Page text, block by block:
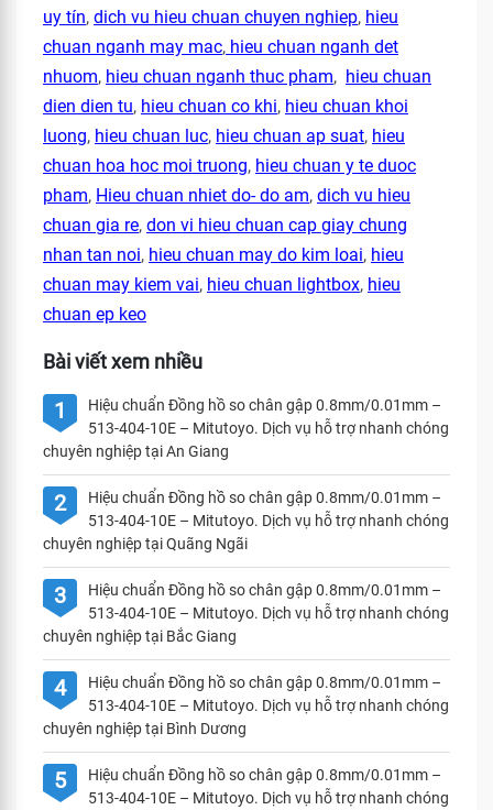
uy tín, dich vu hieu chuan chuyen nghiep, hieu
chuan nganh may mac, hieu chuan nganh det
nhuom, hieu chuan nganh thuc pham, hieu chuan
dien dien tu, hieu chuan co khi, hieu chuan khoi
luong, hieu chuan luc, hieu chuan ap suat, hieu
chuan hoa hoc moi truong, hieu chuan y te duoc
pham, Hieu chuan nhiet do- do am, dich vu hieu
chuan gia re, don vi hieu chuan cap giay chung
nhan tan noi, hieu chuan may do kim loai, hieu
chuan may kiem vai, hieu chuan lightbox, hieu
chuan ep keo
Bài viết xem nhiều
1
Hiệu chuẩn Đồng hồ so chân gập 0.8mm/0.01mm –
513-404-10E – Mitutoyo. Dịch vụ hỗ trợ nhanh chóng
chuyên nghiệp tại An Giang
2
Hiệu chuẩn Đồng hồ so chân gập 0.8mm/0.01mm –
513-404-10E – Mitutoyo. Dịch vụ hỗ trợ nhanh chóng
chuyên nghiệp tại Quãng Ngãi
3
Hiệu chuẩn Đồng hồ so chân gập 0.8mm/0.01mm –
513-404-10E – Mitutoyo. Dịch vụ hỗ trợ nhanh chóng
chuyên nghiệp tại Bắc Giang
4
Hiệu chuẩn Đồng hồ so chân gập 0.8mm/0.01mm –
513-404-10E – Mitutoyo. Dịch vụ hỗ trợ nhanh chóng
chuyên nghiệp tại Bình Dương
5
Hiệu chuẩn Đồng hồ so chân gập 0.8mm/0.01mm –
513-404-10E – Mitutoyo. Dịch vụ hỗ trợ nhanh chóng